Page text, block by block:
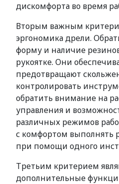
дискомфорта во время
Вторым важным
эргономика дрели.
форму и наличие
рукоятке. Они
предотвращают
контролировать
обратить внимание на
управления и
различных режимов
с комфортом выполнять
при помощи одного
Третьим критерием
дополнительные